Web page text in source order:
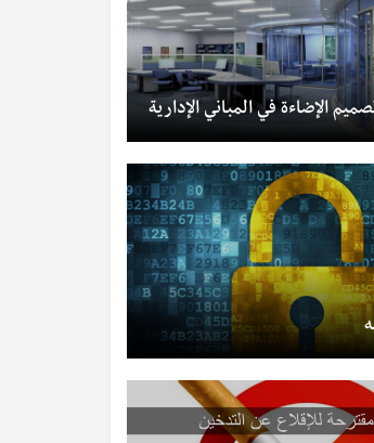
الإضاءة في المباني الإدارية